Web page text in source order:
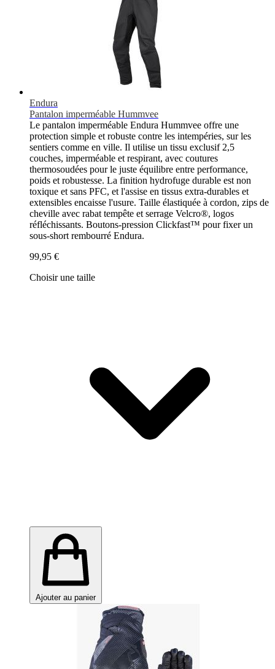
Endura
Pantalon imperméable Hummvee
Le pantalon imperméable Endura Hummvee offre une
protection simple et robuste contre les intempéries, sur les
sentiers comme en ville. Il utilise un tissu exclusif 2,5
couches, imperméable et respirant, avec coutures
thermosoudées pour le juste équilibre entre performance,
poids et robustesse. La finition hydrofuge durable est non
toxique et sans PFC, et l'assise en tissus extra-durables et
extensibles encaisse l'usure. Taille élastiquée à cordon, zips de
cheville avec rabat tempête et serrage Velcro®, logos
réfléchissants. Boutons-pression Clickfast™ pour fixer un
sous-short rembourré Endura.
99,95 €
Choisir une taille
Ajouter au panier